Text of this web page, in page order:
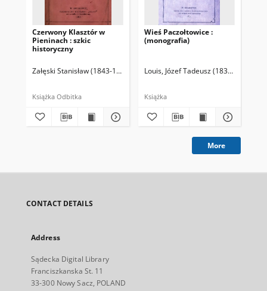
Czerwony Klasztór w
Pieninach : szkic
historyczny
Załęski Stanisław (1843-1908)
Książka Odbitka
Wieś Paczołtowice :
(monografia)
Louis, Józef Tadeusz (1832-1898)
Książka
More
CONTACT DETAILS
Address
Sądecka Digital Library
Franciszkanska St. 11
33-300 Nowy Sacz, POLAND